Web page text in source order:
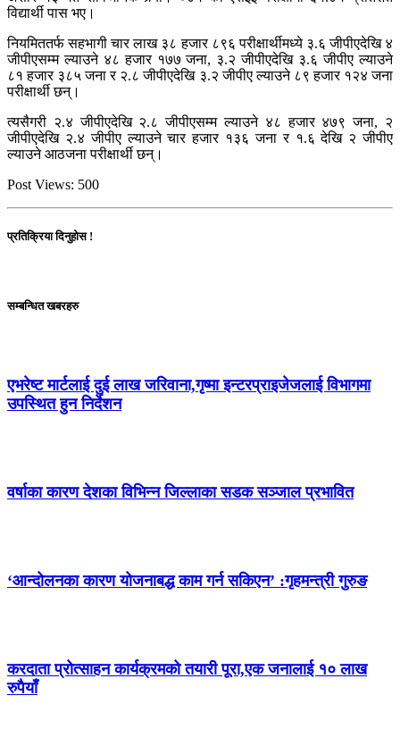
विद्यार्थी पास भए।​
नियमिततर्फ सहभागी चार लाख ३८ हजार ८९६ परीक्षार्थीमध्ये ३‍.६ जीपीएदेखि ४
जीपीएसम्म ल्याउने ४८ हजार १७७ जना, ३.२ जीपीएदेखि ३.६ जीपीए ल्याउने
८१ हजार ३८५ जना र २.८ जीपीएदेखि ३.२ जीपीए ल्याउने ८९ हजार १२४ जना
परीक्षार्थी छन्।
त्यसैगरी २.४ जीपीएदेखि २.८ जीपीएसम्म ल्याउने ४८ हजार ४७९ जना, २
जीपीएदेखि २.४ जीपीए ल्याउने चार हजार १३६ जना र १.६ देखि २ जीपीए
ल्याउने आठजना परीक्षार्थी छन्।
Post Views: 500
प्रतिक्रिया दिनुहोस !
सम्बन्धित खबरहरु
एभरेष्ट मार्टलाई दुई लाख जरिवाना,गृष्मा इन्टरप्राइजेजलाई विभागमा
उपस्थित हुन निर्देशन
वर्षाका कारण देशका विभिन्न जिल्लाका सडक सञ्जाल प्रभावित
‘आन्दोलनका कारण योजनाबद्ध काम गर्न सकिएन’ :गृहमन्त्री गुरुङ
करदाता प्रोत्साहन कार्यक्रमको तयारी पूरा,एक जनालाई १० लाख
रुपैयाँ